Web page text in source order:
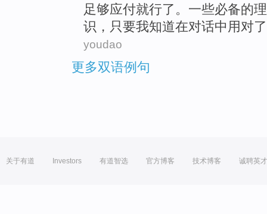
足够应付就行了。 一些必备的
识 ，只要我知道在对话中用 对
youdao
更多双语例句
关于有道 Investors 有道智选 官方博客 技术博客 诚聘英才